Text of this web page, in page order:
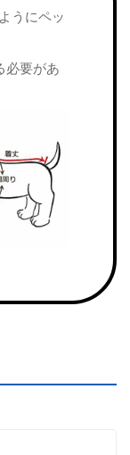
うにペッ
必要があ